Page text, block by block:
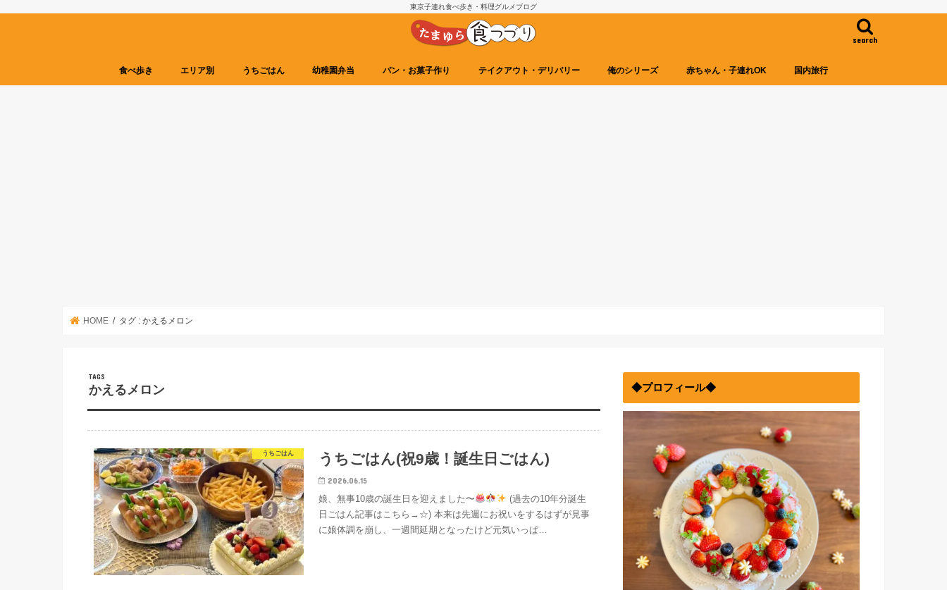
東京子連れ食べ歩き・料理グルメブログ
search
食べ歩き エリア別 うちごはん 幼稚園弁当 パン・お菓子作り テイクアウト・デリバリー 俺のシリーズ 赤ちゃん・子連れOK 国内旅行
HOME タグ : かえるメロン
かえるメロン
うちごはん うちごはん(祝9歳！誕生日ごはん)
2026.06.15
娘、無事10歳の誕生日を迎えました〜
(過去の10年分誕生
日ごはん記事はこちら→☆) 本来は先週にお祝いをするはずが見事
に娘体調を崩し、一週間延期となったけど元気いっぱ…
◆プロフィール◆